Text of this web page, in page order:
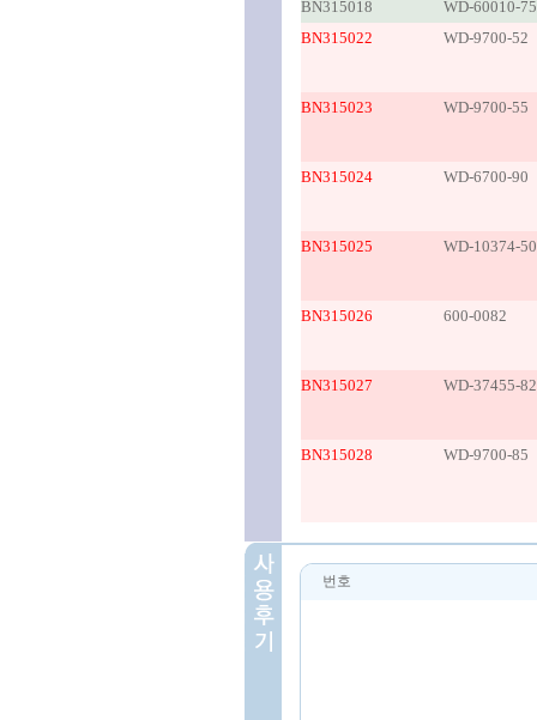
BN315018
WD-60010-75
BN315022
WD-9700-52
BN315023 WD-9700-55
BN315024 WD-6700-90
BN315025 WD-10374-50
BN315026 600-0082
BN315027 WD-37455-82
BN315028 WD-9700-85
번호